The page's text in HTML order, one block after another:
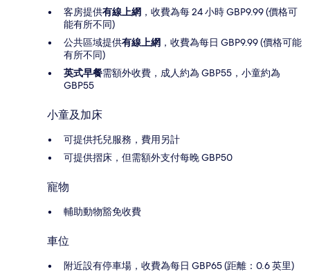
客房提供有線上網 ，收費為每 24 小時 GBP9.99 (價格可
能有所不同)
公共區域提供有線上網 ，收費為每日 GBP9.99 (價格可能
有所不同)
英式早餐需額外收費，成人約為 GBP55，小童約為
GBP55
小童及加床
可提供托兒服務，費用另計
可提供摺床，但需額外支付每晚 GBP50
寵物
輔助動物豁免收費
車位
附近設有停車場，收費為每日 GBP65 (距離：0.6 英里)